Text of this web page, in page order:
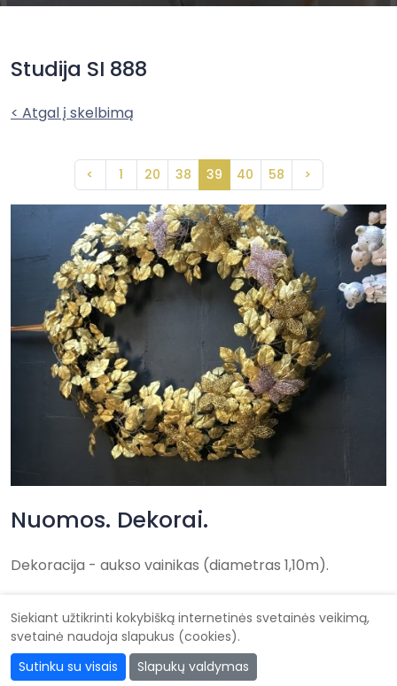
Studija SI 888
< Atgal į skelbimą
< 1 20 38 39 40 58 >
Nuomos. Dekorai.
Dekoracija - aukso vainikas (diametras 1,10m).
Didysis vestuvių katalogas
Kad vestuvės būtų gražiausios @ 2026
Siekiant užtikrinti kokybišką internetinės svetainės veikimą,
svetainė naudoja slapukus (cookies).
Sutinku su visais
Slapukų valdymas